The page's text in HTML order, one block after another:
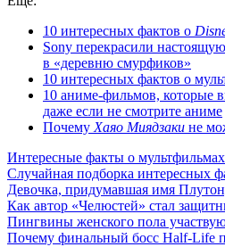
10 интересных фактов о
Sony перекрасили
в «деревню смурфиков»
10 интересных фактов о
10 аниме-фильмов, которые
даже если не смотрите аниме
Почему Хаяо Миядзаки не
Интересные факты о мультфильмах
Случайная подборка интересных
Девочка, придумавшая имя
Как автор «Челюстей» стал
Пингвины женского пола
Почему финальный босс Half-Life